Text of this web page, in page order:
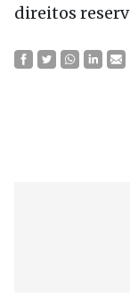
direitos